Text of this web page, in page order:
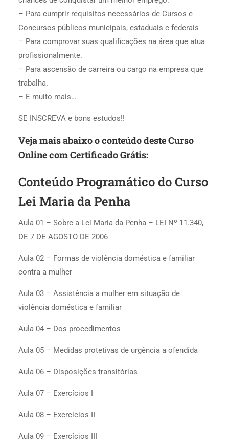
– Para cumprir requisitos necessários de Cursos e
Concursos públicos municipais, estaduais e federais
– Para comprovar suas qualificações na área que atua
profissionalmente.
– Para ascensão de carreira ou cargo na empresa que
trabalha.
– E muito mais…
SE INSCREVA e bons estudos!!
Veja mais abaixo o conteúdo deste Curso
Online com Certificado Grátis:
Conteúdo Programático do Curso
Lei Maria da Penha
Aula 01 – Sobre a Lei Maria da Penha – LEI Nº 11.340,
DE 7 DE AGOSTO DE 2006
Aula 02 – Formas de violência doméstica e familiar
contra a mulher
Aula 03 – Assistência a mulher em situação de
violência doméstica e familiar
Aula 04 – Dos procedimentos
Aula 05 – Medidas protetivas de urgência a ofendida
Aula 06 – Disposições transitórias
Aula 07 – Exercícios I
Aula 08 – Exercícios II
Aula 09 – Exercícios III